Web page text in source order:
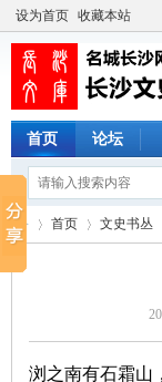
设为首页 收藏本站
首页 论坛
首页 文史书丛
›
浏之南有石霜山